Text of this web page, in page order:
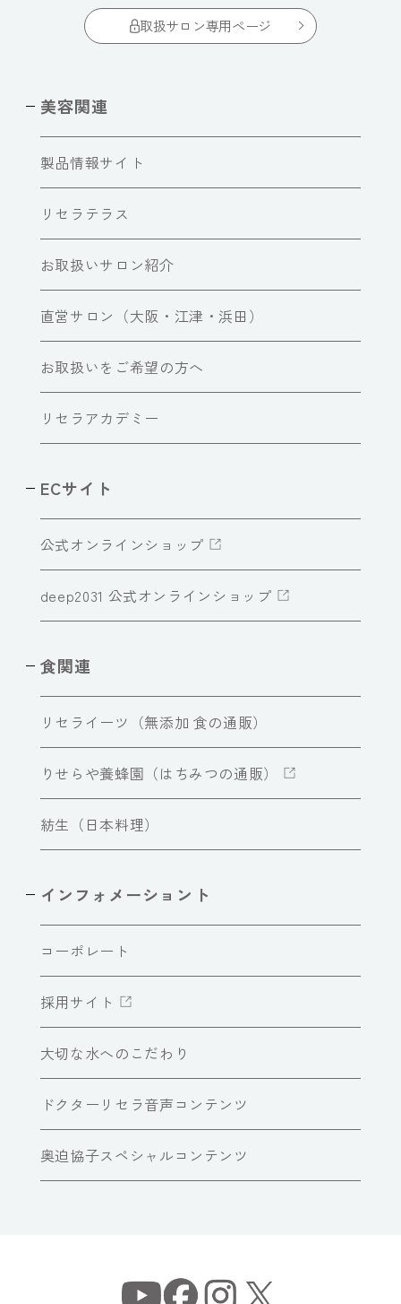
取扱サロン専用ページ
美容関連
製品情報サイト
リセラテラス
お取扱いサロン紹介
直営サロン（大阪・江津・浜田）
お取扱いをご希望の方へ
リセラアカデミー
ECサイト
公式オンラインショップ
deep2031 公式オンラインショップ
食関連
リセライーツ（無添加 食の通販）
りせらや養蜂園（はちみつの通販）
紡生（日本料理）
インフォメーショント
コーポレート
採用サイト
大切な水へのこだわり
ドクターリセラ音声コンテンツ
奥迫協子スペシャルコンテンツ